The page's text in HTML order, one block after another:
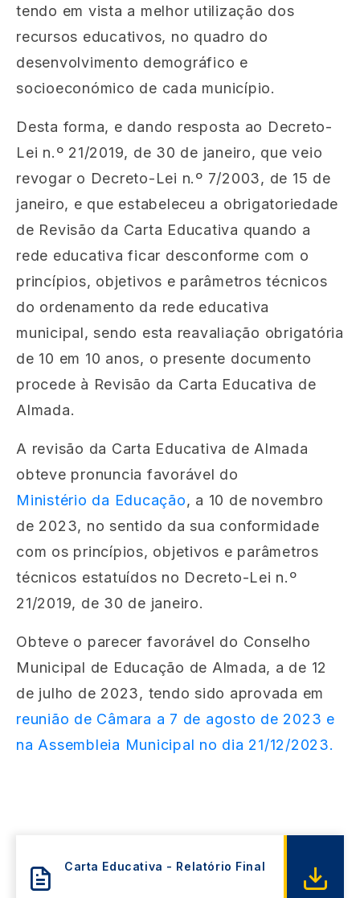
tendo em vista a melhor utilização dos
recursos educativos, no quadro do
desenvolvimento demográfico e
socioeconómico de cada município.
Desta forma, e dando resposta ao Decreto-
Lei n.º 21/2019, de 30 de janeiro, que veio
revogar o Decreto-Lei n.º 7/2003, de 15 de
janeiro, e que estabeleceu a obrigatoriedade
de Revisão da Carta Educativa quando a
rede educativa ficar desconforme com o
princípios, objetivos e parâmetros técnicos
do ordenamento da rede educativa
municipal, sendo esta reavaliação obrigatória
de 10 em 10 anos, o presente documento
procede à Revisão da Carta Educativa de
Almada.
A revisão da Carta Educativa de Almada
obteve pronuncia favorável do
Ministério da Educação, a 10 de novembro
de 2023, no sentido da sua conformidade
com os princípios, objetivos e parâmetros
técnicos estatuídos no Decreto-Lei n.º
21/2019, de 30 de janeiro.
Obteve o parecer favorável do Conselho
Municipal de Educação de Almada, a de 12
de julho de 2023, tendo sido aprovada em
reunião de Câmara a 7 de agosto de 2023 e
na Assembleia Municipal no dia 21/12/2023.
Carta Educativa - Relatório Final